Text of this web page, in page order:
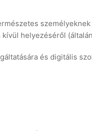
helyezéséről
és digitális